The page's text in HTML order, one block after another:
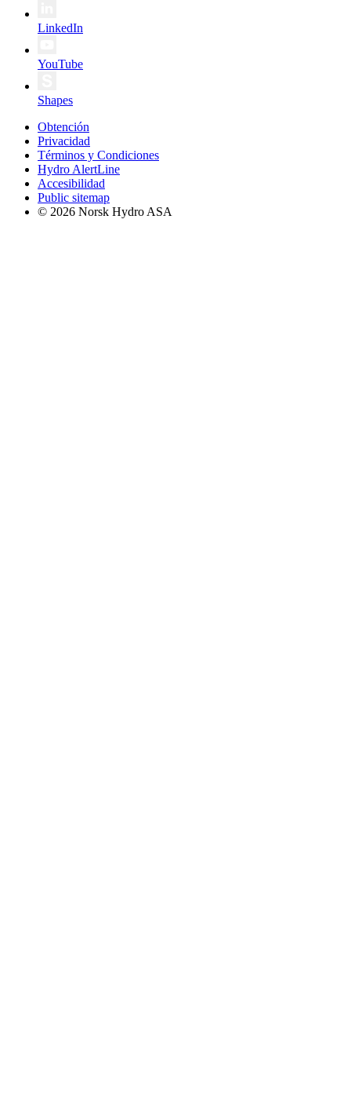
LinkedIn
YouTube
Shapes
Obtención
Privacidad
Términos y Condiciones
Hydro AlertLine
Accesibilidad
Public sitemap
© 2026 Norsk Hydro ASA